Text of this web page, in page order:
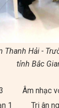
Thanh Hải -
tỉnh Bắc
Âm nhạc
1
Tri ân